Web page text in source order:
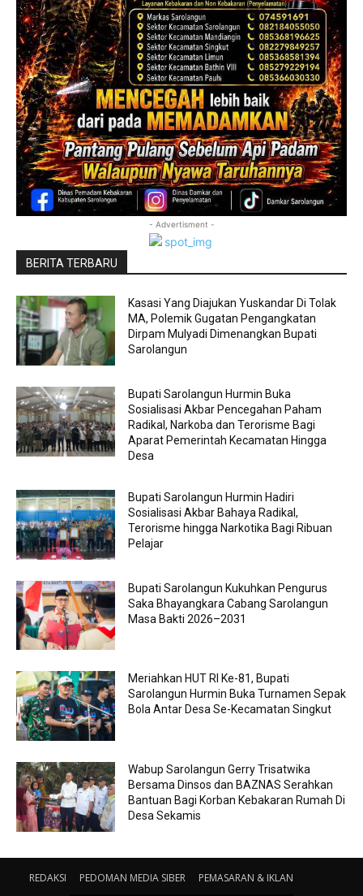
- Advertisment -
BERITA TERBARU
Kasasi Yang Diajukan Yuskandar Di Tolak
MA, Polemik Gugatan Pengangkatan
Dirpam Mulyadi Dimenangkan Bupati
Sarolangun
Bupati Sarolangun Hurmin Buka
Sosialisasi Akbar Pencegahan Paham
Radikal, Narkoba dan Terorisme Bagi
Aparat Pemerintah Kecamatan Hingga
Desa
Bupati Sarolangun Hurmin Hadiri
Sosialisasi Akbar Bahaya Radikal,
Terorisme hingga Narkotika Bagi Ribuan
Pelajar
Bupati Sarolangun Kukuhkan Pengurus
Saka Bhayangkara Cabang Sarolangun
Masa Bakti 2026–2031
Meriahkan HUT RI Ke-81, Bupati
Sarolangun Hurmin Buka Turnamen Sepak
Bola Antar Desa Se-Kecamatan Singkut
Wabup Sarolangun Gerry Trisatwika
Bersama Dinsos dan BAZNAS Serahkan
Bantuan Bagi Korban Kebakaran Rumah Di
Desa Sekamis
REDAKSI PEDOMAN MEDIA SIBER PEMASARAN & IKLAN